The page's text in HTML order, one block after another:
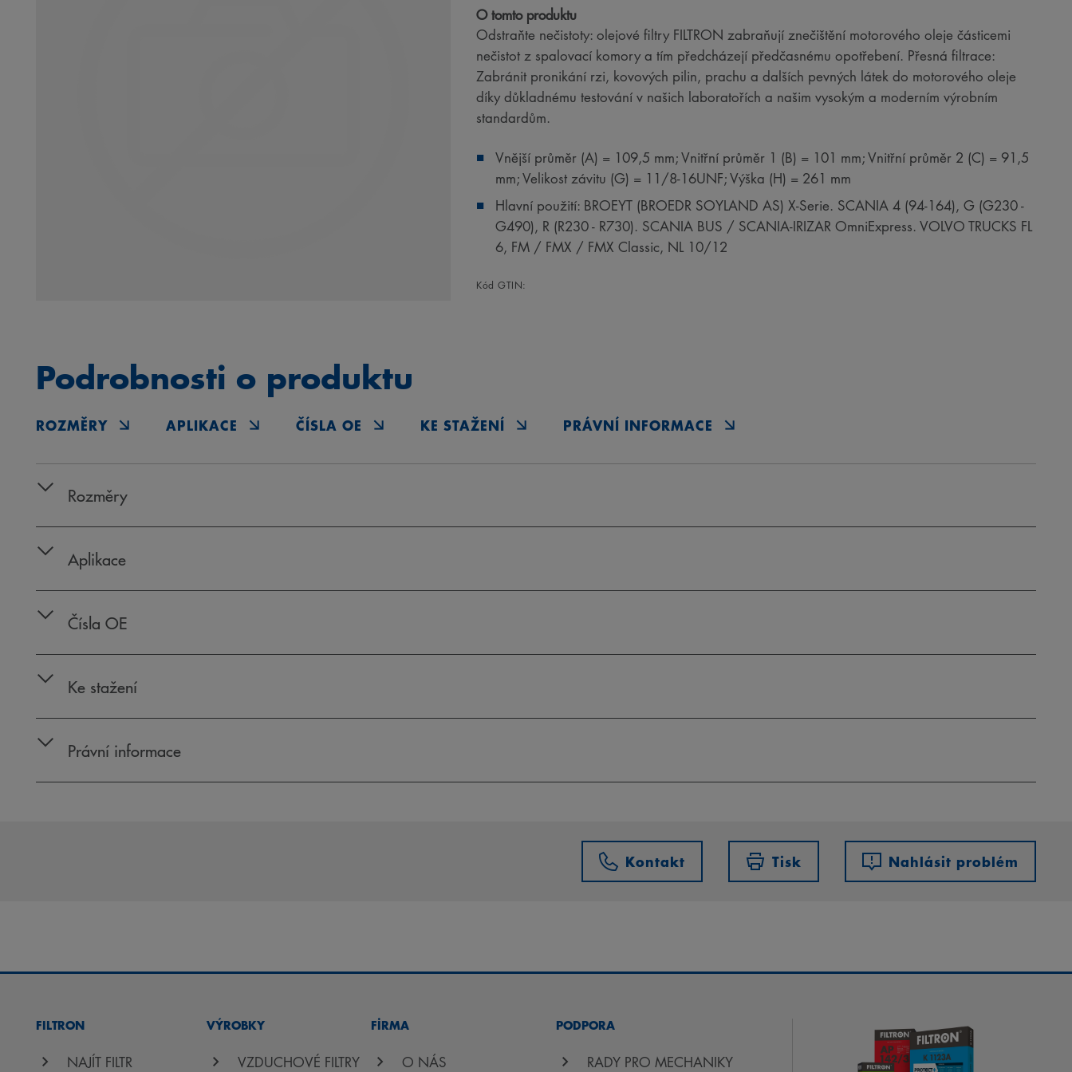
O tomto produktu
Odstraňte nečistoty: olejové filtry FILTRON zabraňují znečištění motorového oleje částicemi
nečistot z spalovací komory a tím předcházejí předčasnému opotřebení. Přesná filtrace:
Zabránit pronikání rzi, kovových pilin, prachu a dalších pevných látek do motorového oleje
díky důkladnému testování v našich laboratořích a našim vysokým a moderním výrobním
standardům.
Vnější průměr (A) = 109,5 mm; Vnitřní průměr 1 (B) = 101 mm; Vnitřní průměr 2 (C) = 91,5
mm; Velikost závitu (G) = 11/8-16UNF; Výška (H) = 261 mm
Hlavní použití: BROEYT (BROEDR SOYLAND AS) X-Serie. SCANIA 4 (94-164), G (G230 -
G490), R (R230 - R730). SCANIA BUS / SCANIA-IRIZAR OmniExpress. VOLVO TRUCKS FL
6, FM / FMX / FMX Classic, NL 10/12
Kód GTIN:
Podrobnosti o produktu
ROZMĚRY APLIKACE ČÍSLA OE KE STAŽENÍ PRÁVNÍ INFORMACE
Rozměry
Aplikace
Čísla OE
Ke stažení
Právní informace
Kontakt Tisk Nahlásit problém
FILTRON
NAJÍT FILTR
VÝROBKY
VZDUCHOVÉ FILTRY
FİRMA
O NÁS
PODPORA
RADY PRO MECHANIKY